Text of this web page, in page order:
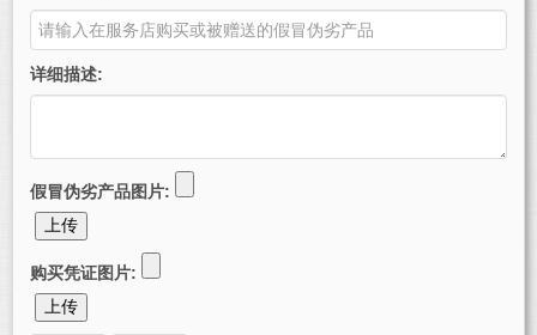
详细描述:
假冒伪劣产品图片:
上传
购买凭证图片:
上传